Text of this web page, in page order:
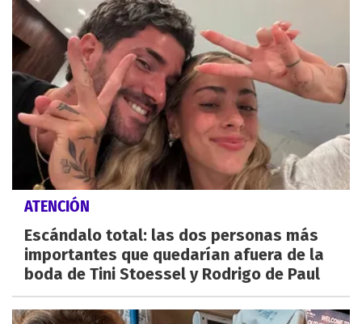
ATENCIÓN
Escándalo total: las dos personas más
importantes que quedarían afuera de la
boda de Tini Stoessel y Rodrigo de Paul